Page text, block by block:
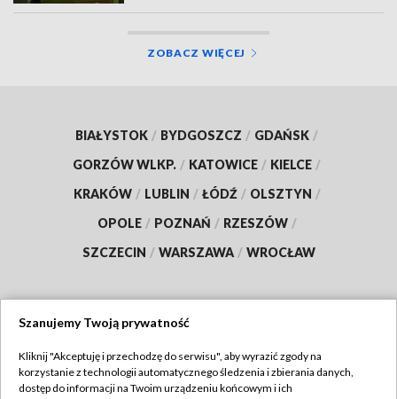
ZOBACZ WIĘCEJ
BIAŁYSTOK / BYDGOSZCZ / GDAŃSK /
GORZÓW WLKP. / KATOWICE / KIELCE /
KRAKÓW / LUBLIN / ŁÓDŹ / OLSZTYN /
OPOLE / POZNAŃ / RZESZÓW /
SZCZECIN / WARSZAWA / WROCŁAW
TVP
Szanujemy Twoją prywatność
Kliknij "Akceptuję i przechodzę do serwisu", aby wyrazić zgody na
korzystanie z technologii automatycznego śledzenia i zbierania danych,
dostęp do informacji na Twoim urządzeniu końcowym i ich